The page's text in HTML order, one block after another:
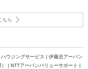
ちら
ウジングサービス | 伊藤忠アーバン
| NTTアーバンバリューサポート |